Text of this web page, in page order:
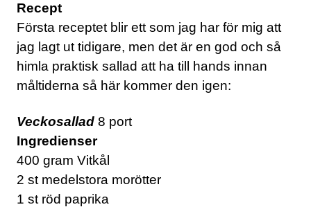
Recept
Första receptet blir ett som jag har för mig att
jag lagt ut tidigare, men det är en god och så
himla praktisk sallad att ha till hands innan
måltiderna så här kommer den igen:
Veckosallad 8 port
Ingredienser
400 gram Vitkål
2 st medelstora morötter
1 st röd paprika